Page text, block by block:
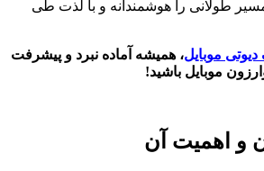
طولانی را هوشمندانه و با لذت طی
موبایل، همیشه آماده نبرد و پیشرفت
موبایل باشید!
و اهمیت آن